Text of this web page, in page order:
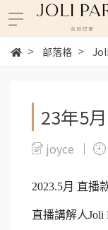
部落格
23年5
joyce
2023.5月 直播
直播講解人Joli